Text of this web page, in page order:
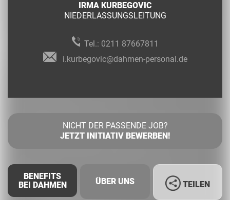
IRMA KURBEGOVIC
NIEDERLASSUNGSLEITUNG
Tel.: 0211 87667811
i.kurbegovic@dahmen-personal.de
NICHT DER PASSENDE JOB?
JETZT INITIATIV BEWERBEN!
BENEFITS
BEI DAHMEN
ÜBER UNS TEILEN